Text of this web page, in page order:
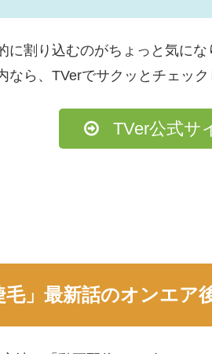
に割り込むのがちょっと気に
なら、TVerでサクッとチェック
TVer公式サ
毛」最新話のオンエア